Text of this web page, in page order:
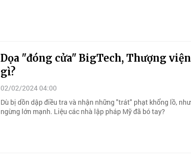
Dọa "đóng cửa" BigTech, Thượng
gì?
02/02/2024 04:00
Dù bị dồn dập điều tra và nhận những "trát" phạt khổng lồ,
ngừng lớn mạnh. Liệu các nhà lập pháp Mỹ đã bó tay?